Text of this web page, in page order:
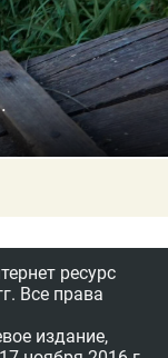
ресурс
Все права
издание,